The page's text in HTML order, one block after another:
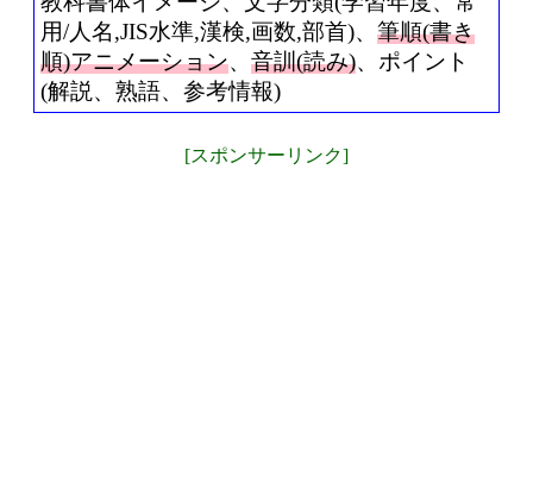
用/人名,JIS水準,漢検,画数,部首)、 筆順(書き
順)アニメーション、 音訓(読み)、ポイント
(解説、熟語、参考情報)
[スポンサーリンク]